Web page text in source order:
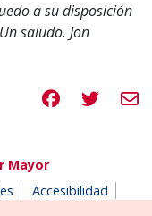
a su disposición
saludo. Jon
Compartir en
Mayor
Accesibilidad